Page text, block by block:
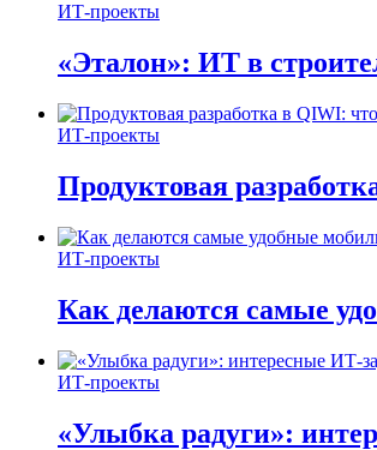
ИТ-проекты
«Эталон»: ИТ в
ИТ-проекты
Продуктовая
ИТ-проекты
Как делаются самые
ИТ-проекты
«Улыбка радуги»: